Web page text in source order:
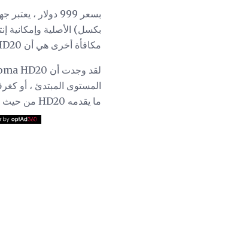
مكافأة أخرى هي أن HD20 لديه 2 مدخلات HDMI.
المستوى المبتدئ ، أو
ما يقدمه HD20 من حيث الميزات والوصلات.